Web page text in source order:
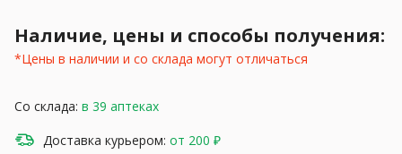
Наличие, цены и способы получения:
*Цены в наличии и со склада могут отличаться
Со склада: в 39 аптеках
Доставка курьером: от 200 ₽